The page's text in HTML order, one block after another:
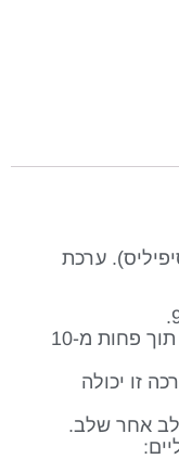
ערכת
נותן תוצאות אמינות ומהירות תוך פחות מ-10
ערכה זו יכולה
אחר שלב.